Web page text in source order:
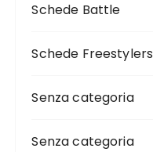
Schede Battle
Schede Freestylers
Senza categoria
Senza categoria